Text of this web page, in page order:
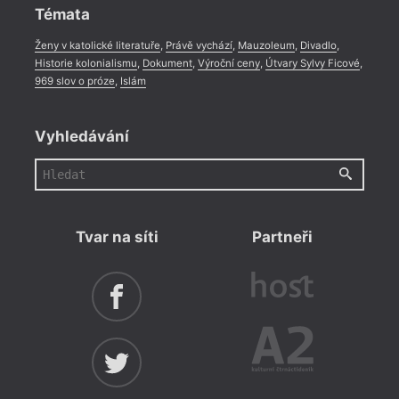
Témata
Ženy v katolické literatuře, Právě vychází, Mauzoleum, Divadlo,
Historie kolonialismu, Dokument, Výroční ceny, Útvary Sylvy Ficové,
969 slov o próze, Islám
Vyhledávání
Tvar na síti Partneři